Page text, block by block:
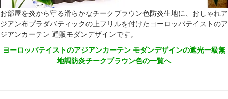
お部屋を炎から守る滑らかなチークブラウン色防炎生地に、おしゃれア
ジアン布プラダバティックの上フリルを付けたヨーロッパテイストのア
ジアンカーテン 通販モダンデザインです。
ヨーロッパテイストのアジアンカーテン モダンデザインの遮光一級無
地調防炎チークブラウン色の一覧へ